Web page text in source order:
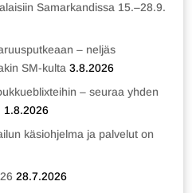
Samarkandissa 15.–28.9.
– neljäs
SM-kulta 3.8.2026
– seuraa yhden
1.8.2026
käsiohjelma ja palvelut on
28.7.2026